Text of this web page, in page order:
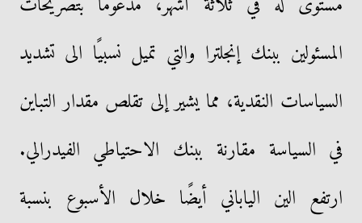
المسئولين ببنك إنجلترا والتي تميل نسبيًا الى تشديد
السياسات النقدية، مما يشير إلى تقلص مقدار التباين
في السياسة مقارنة ببنك الاحتياطي الفيدرالي.
ارتفع الين الياباني أيضًا خلال الأسبوع بنسبة